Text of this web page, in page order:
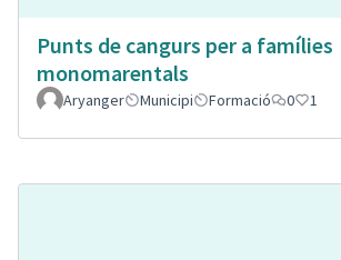
Punts de cangurs per a famílies
monomarentals
Aryanger Municipi Formació 0 1